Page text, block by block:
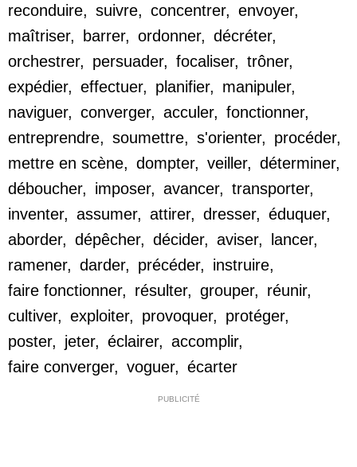
reconduire, suivre, concentrer, envoyer,
maîtriser, barrer, ordonner, décréter,
orchestrer, persuader, focaliser, trôner,
expédier, effectuer, planifier, manipuler,
naviguer, converger, acculer, fonctionner,
entreprendre, soumettre, s'orienter, procéder,
mettre en scène, dompter, veiller, déterminer,
déboucher, imposer, avancer, transporter,
inventer, assumer, attirer, dresser, éduquer,
aborder, dépêcher, décider, aviser, lancer,
ramener, darder, précéder, instruire,
faire fonctionner, résulter, grouper, réunir,
cultiver, exploiter, provoquer, protéger,
poster, jeter, éclairer, accomplir,
faire converger, voguer, écarter
PUBLICITÉ